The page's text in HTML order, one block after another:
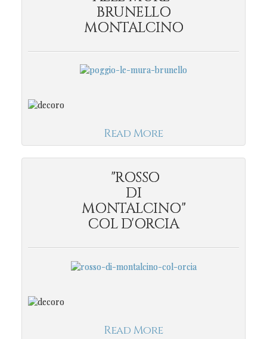
BRUNELLO
MONTALCINO
Read More
"ROSSO
DI
MONTALCINO"
COL D'ORCIA
Read More